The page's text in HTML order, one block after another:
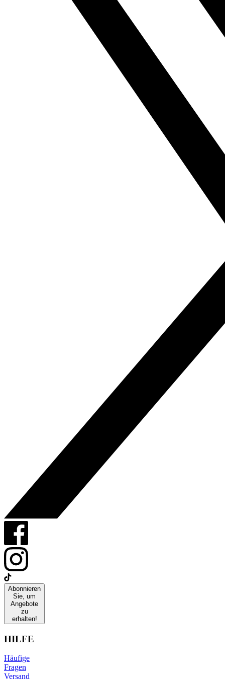
Abonnieren
Sie, um
Angebote
zu
erhalten!
HILFE
Häufige
Fragen
Versand